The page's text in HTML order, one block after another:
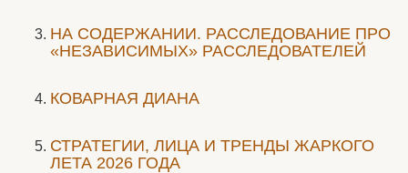
НА СОДЕРЖАНИИ. РАССЛЕДОВАНИЕ ПРО
«НЕЗАВИСИМЫХ» РАССЛЕДОВАТЕЛЕЙ
КОВАРНАЯ ДИАНА
СТРАТЕГИИ, ЛИЦА И ТРЕНДЫ ЖАРКОГО
ЛЕТА 2026 ГОДА